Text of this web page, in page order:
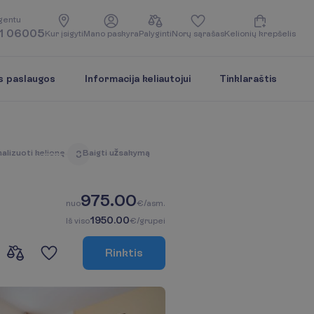
entu
06005Kur įsigytiMano paskyraPalygintiNorų sąrašasKelionių krepšelis
paslaugos Informacija keliautojui Tinklaraštis
alizuoti kelionę 3 Baigti užsakymą
nuo975.00€/asm.
Iš viso1950.00€/grupei
Rinktis